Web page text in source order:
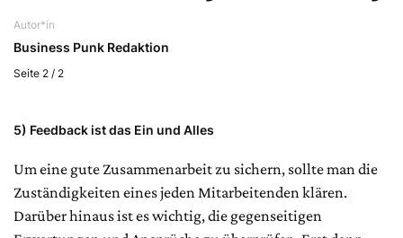
Autor*in
Business Punk Redaktion
Seite 2 / 2
5) Feedback ist das Ein und Alles
Um eine gute Zusammenarbeit zu sichern, sollte man die
Zuständigkeiten eines jeden Mitarbeitenden klären.
Darüber hinaus ist es wichtig, die gegenseitigen